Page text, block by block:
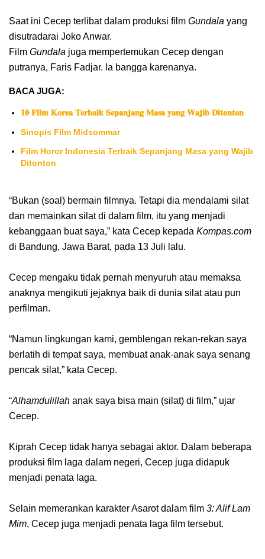
Saat ini Cecep terlibat dalam produksi film Gundala yang
disutradarai Joko Anwar.
Film Gundala juga mempertemukan Cecep dengan
putranya, Faris Fadjar. Ia bangga karenanya.
BACA JUGA:
𝟏𝟎 𝐅𝐢𝐥𝐦 𝐊𝐨𝐫𝐞𝐚 𝐓𝐞𝐫𝐛𝐚𝐢𝐤 𝐒𝐞𝐩𝐚𝐧𝐣𝐚𝐧𝐠 𝐌𝐚𝐬𝐚 𝐲𝐚𝐧𝐠 𝐖𝐚𝐣𝐢𝐛 𝐃𝐢𝐭𝐨𝐧𝐭𝐨𝐧
Sinopis Film Midsommar
Film Horor Indonesia Terbaik Sepanjang Masa yang Wajib
Ditonton
“Bukan (soal) bermain filmnya. Tetapi dia mendalami silat
dan memainkan silat di dalam film, itu yang menjadi
kebanggaan buat saya,” kata Cecep kepada Kompas.com
di Bandung, Jawa Barat, pada 13 Juli lalu.
Cecep mengaku tidak pernah menyuruh atau memaksa
anaknya mengikuti jejaknya baik di dunia silat atau pun
perfilman.
“Namun lingkungan kami, gemblengan rekan-rekan saya
berlatih di tempat saya, membuat anak-anak saya senang
pencak silat,” kata Cecep.
“Alhamdulillah anak saya bisa main (silat) di film,” ujar
Cecep.
Kiprah Cecep tidak hanya sebagai aktor. Dalam beberapa
produksi film laga dalam negeri, Cecep juga didapuk
menjadi penata laga.
Selain memerankan karakter Asarot dalam film 3: Alif Lam
Mim, Cecep juga menjadi penata laga film tersebut.